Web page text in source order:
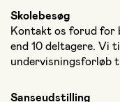
Skolebesøg
Kontakt os forud for
end 10 deltagere. Vi
undervisningsforløb
Sanseudstilling